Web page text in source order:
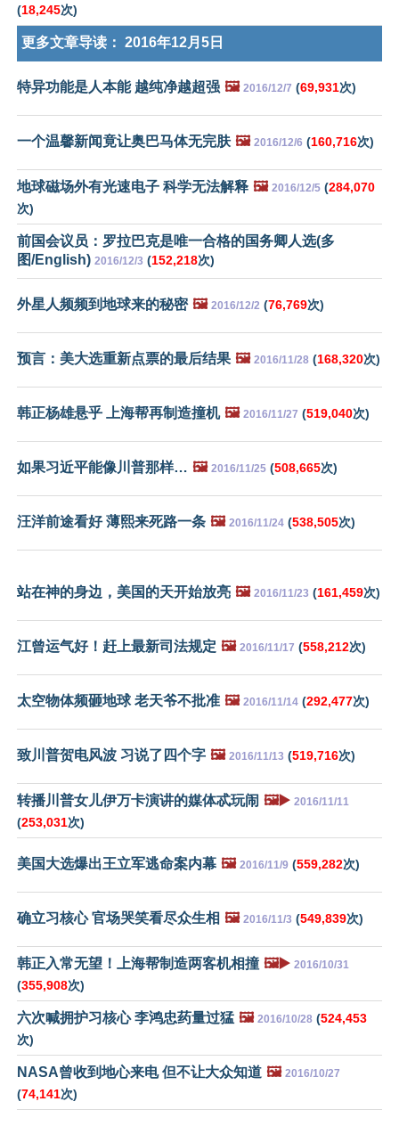
(18,245次)
更多文章导读： 2016年12月5日
特异功能是人本能 越纯净越超强 🖼️ 2016/12/7 (69,931次)
一个温馨新闻竟让奥巴马体无完肤 🖼️ 2016/12/6 (160,716次)
地球磁场外有光速电子 科学无法解释 🖼️ 2016/12/5 (284,070
次)
前国会议员：罗拉巴克是唯一合格的国务卿人选(多
图/English) 2016/12/3 (152,218次)
外星人频频到地球来的秘密 🖼️ 2016/12/2 (76,769次)
预言：美大选重新点票的最后结果 🖼️ 2016/11/28 (168,320次)
韩正杨雄悬乎 上海帮再制造撞机 🖼️ 2016/11/27 (519,040次)
如果习近平能像川普那样… 🖼️ 2016/11/25 (508,665次)
汪洋前途看好 薄熙来死路一条 🖼️ 2016/11/24 (538,505次)
站在神的身边，美国的天开始放亮 🖼️ 2016/11/23 (161,459次)
江曾运气好！赶上最新司法规定 🖼️ 2016/11/17 (558,212次)
太空物体频砸地球 老天爷不批准 🖼️ 2016/11/14 (292,477次)
致川普贺电风波 习说了四个字 🖼️ 2016/11/13 (519,716次)
转播川普女儿伊万卡演讲的媒体忒玩闹 🖼️▶️ 2016/11/11
(253,031次)
美国大选爆出王立军逃命案内幕 🖼️ 2016/11/9 (559,282次)
确立习核心 官场哭笑看尽众生相 🖼️ 2016/11/3 (549,839次)
韩正入常无望！上海帮制造两客机相撞 🖼️▶️ 2016/10/31
(355,908次)
六次喊拥护习核心 李鸿忠药量过猛 🖼️ 2016/10/28 (524,453
次)
NASA曾收到地心来电 但不让大众知道 🖼️ 2016/10/27
(74,141次)